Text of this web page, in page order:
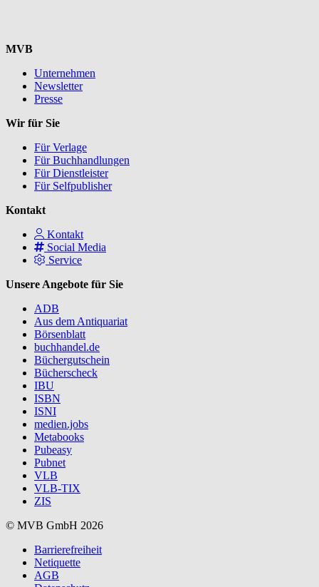
MVB
Unternehmen
Newsletter
Presse
Wir für Sie
Für Verlage
Für Buchhandlungen
Für Dienstleister
Für Selfpublisher
Kontakt
Kontakt
Social Media
Service
Unsere Angebote für Sie
ADB
Aus dem Antiquariat
Börsenblatt
buchhandel.de
Büchergutschein
Bücherscheck
IBU
ISBN
ISNI
medien.jobs
Metabooks
Pubeasy
Pubnet
VLB
VLB-TIX
ZIS
© MVB GmbH 2026
Barrierefreiheit
Netiquette
AGB